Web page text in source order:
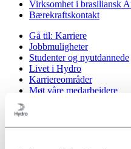
Virksomhet i brasiliansk
Bærekraftskontakt
Gå til: Karriere
Jobbmuligheter
Studenter og nyutdannede
Livet i Hydro
Karriereområder
Møt våre medarbeidere